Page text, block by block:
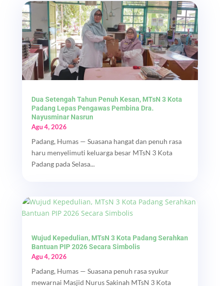
Dua Setengah Tahun Penuh Kesan, MTsN 3 Kota
Padang Lepas Pengawas Pembina Dra.
Nayusminar Nasrun
Agu 4, 2026
Padang, Humas — Suasana hangat dan penuh rasa
haru menyelimuti keluarga besar MTsN 3 Kota
Padang pada Selasa...
Wujud Kepedulian, MTsN 3 Kota Padang Serahkan
Bantuan PIP 2026 Secara Simbolis
Agu 4, 2026
Padang, Humas — Suasana penuh rasa syukur
mewarnai Masjid Nurus Sakinah MTsN 3 Kota